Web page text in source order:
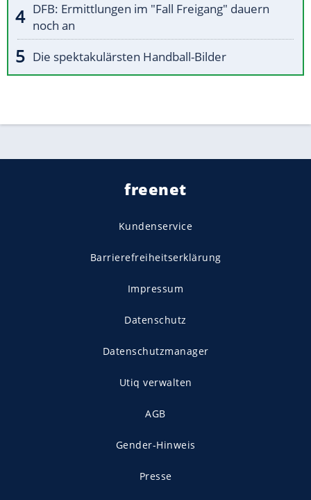
DFB: Ermittlungen im "Fall Freigang" dauern
noch an
Die spektakulärsten Handball-Bilder
freenet
Kundenservice
Barrierefreiheitserklärung
Impressum
Datenschutz
Datenschutzmanager
Utiq verwalten
AGB
Gender-Hinweis
Presse